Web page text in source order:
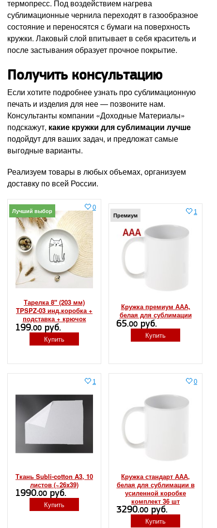
термопресс. Под воздействием нагрева
сублимационные чернила переходят в газообразное
состояние и переносятся с бумаги на поверхность
кружки. Лаковый слой впитывает в себя краситель и
после застывания образует прочное покрытие.
Получить консультацию
Если хотите подробнее узнать про сублимационную
печать и изделия для нее — позвоните нам.
Консультанты компании «Доходные Материалы»
подскажут, какие кружки для сублимации лучше
подойдут для ваших задач, и предложат самые
выгодные варианты.
Реализуем товары в любых объемах, организуем
доставку по всей России.
Тарелка 8" (203 мм)
TPSPZ-03 инд.коробка +
подставка + крючок
0
Лучший выбор
199.00 руб.
Купить
Кружка премиум ААА,
белая для сублимации
1
Премиум
65.00 руб.
Купить
Ткань Subli-cotton A3, 10
листов (~26x39)
1
1990.00 руб.
Купить
Кружка стандарт ААА,
белая для сублимации в
усиленной коробке
комплект 36 шт
0
3290.00 руб.
Купить